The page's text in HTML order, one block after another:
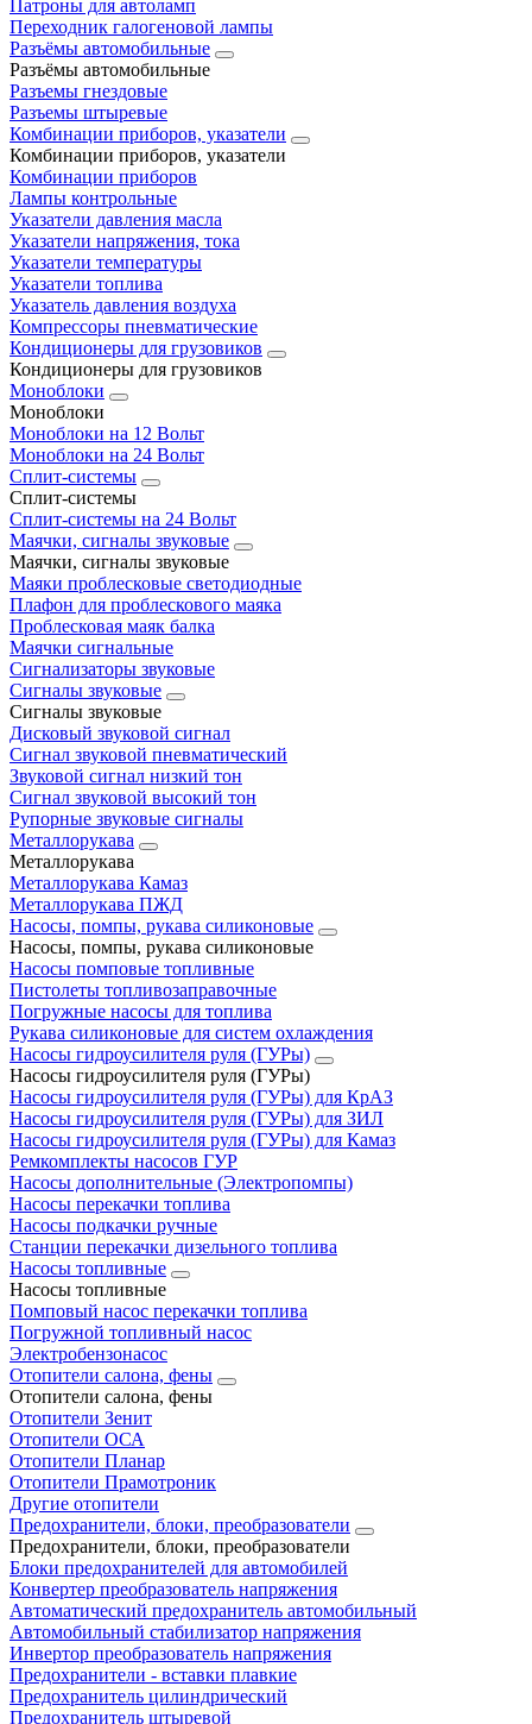
Патроны для автоламп
Переходник галогеновой лампы
Разъёмы автомобильные
Разъёмы автомобильные
Разъемы гнездовые
Разъемы штыревые
Комбинации приборов, указатели
Комбинации приборов, указатели
Комбинации приборов
Лампы контрольные
Указатели давления масла
Указатели напряжения, тока
Указатели температуры
Указатели топлива
Указатель давления воздуха
Компрессоры пневматические
Кондиционеры для грузовиков
Кондиционеры для грузовиков
Моноблоки
Моноблоки
Моноблоки на 12 Вольт
Моноблоки на 24 Вольт
Сплит-системы
Сплит-системы
Сплит‑системы на 24 Вольт
Маячки, сигналы звуковые
Маячки, сигналы звуковые
Маяки проблесковые светодиодные
Плафон для проблескового маяка
Проблесковая маяк балка
Маячки сигнальные
Сигнализаторы звуковые
Сигналы звуковые
Сигналы звуковые
Дисковый звуковой сигнал
Сигнал звуковой пневматический
Звуковой сигнал низкий тон
Сигнал звуковой высокий тон
Рупорные звуковые сигналы
Металлорукава
Металлорукава
Металлорукава Камаз
Металлорукава ПЖД
Насосы, помпы, рукава силиконовые
Насосы, помпы, рукава силиконовые
Насосы помповые топливные
Пистолеты топливозаправочные
Погружные насосы для топлива
Рукава силиконовые для систем охлаждения
Насосы гидроусилителя руля (ГУРы)
Насосы гидроусилителя руля (ГУРы)
Насосы гидроусилителя руля (ГУРы) для КрАЗ
Насосы гидроусилителя руля (ГУРы) для ЗИЛ
Насосы гидроусилителя руля (ГУРы) для Камаз
Ремкомплекты насосов ГУР
Насосы дополнительные (Электропомпы)
Насосы перекачки топлива
Насосы подкачки ручные
Станции перекачки дизельного топлива
Насосы топливные
Насосы топливные
Помповый насос перекачки топлива
Погружной топливный насос
Электробензонасос
Отопители салона, фены
Отопители салона, фены
Отопители Зенит
Отопители ОСА
Отопители Планар
Отопители Прамотроник
Другие отопители
Предохранители, блоки, преобразователи
Предохранители, блоки, преобразователи
Блоки предохранителей для автомобилей
Конвертер преобразователь напряжения
Автоматический предохранитель автомобильный
Автомобильный стабилизатор напряжения
Инвертор преобразователь напряжения
Предохранители - вставки плавкие
Предохранитель цилиндрический
Предохранитель штыревой